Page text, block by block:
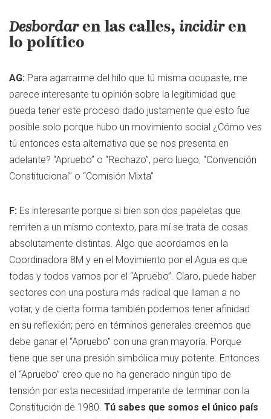
Desbordaren las calles, incidiren
lo político
AG: Para agarrarme del hilo que tú misma ocupaste, me
parece interesante tu opinión sobre la legitimidad que
pueda tener este proceso dado justamente que esto fue
posible solo porque hubo un movimiento social ¿Cómo ves
tú entonces esta alternativa que se nos presenta en
adelante? “Apruebo” o “Rechazo”, pero luego, “Convención
Constitucional” o “Comisión Mixta”
F: Es interesante porque si bien son dos papeletas que
remiten a un mismo contexto, para mí se trata de cosas
absolutamente distintas. Algo que acordamos en la
Coordinadora 8M y en el Movimiento por el Agua es que
todas y todos vamos por el “Apruebo”. Claro, puede haber
sectores con una postura más radical que llaman a no
votar, y de cierta forma también podemos tener afinidad
en su reflexión; pero en términos generales creemos que
debe ganar el “Apruebo” con una gran mayoría. Porque
tiene que ser una presión simbólica muy potente. Entonces
el “Apruebo” creo que no ha generado ningún tipo de
tensión por esta necesidad imperante de terminar con la
Constitución de 1980. Tú sabes que somos el único país